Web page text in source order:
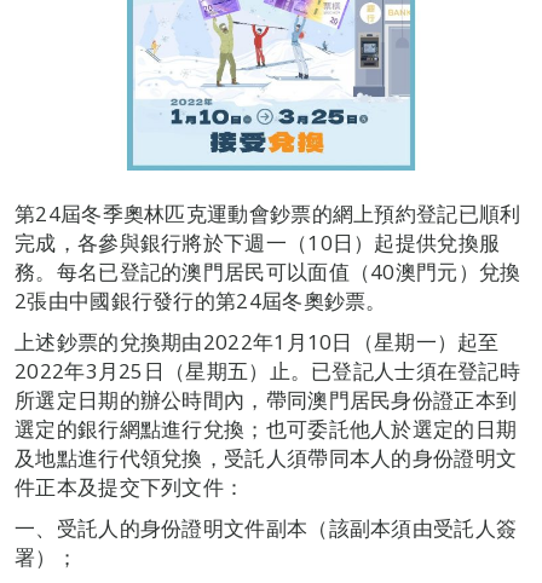
第24屆冬季奧林匹克運動會鈔票的網上預約登記已順利
完成，各參與銀行將於下週一（10日）起提供兌換服
務。每名已登記的澳門居民可以面值（40澳門元）兌換
2張由中國銀行發行的第24屆冬奧鈔票。
上述鈔票的兌換期由2022年1月10日（星期一）起至
2022年3月25日（星期五）止。已登記人士須在登記時
所選定日期的辦公時間內，帶同澳門居民身份證正本到
選定的銀行網點進行兌換；也可委託他人於選定的日期
及地點進行代領兌換，受託人須帶同本人的身份證明文
件正本及提交下列文件：
一、受託人的身份證明文件副本（該副本須由受託人簽
署）；